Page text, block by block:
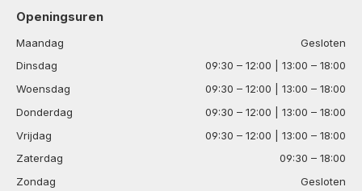
Openingsuren
Maandag
Gesloten
Dinsdag
09:30 – 12:00 | 13:00 – 18:00
Woensdag
09:30 – 12:00 | 13:00 – 18:00
Donderdag
09:30 – 12:00 | 13:00 – 18:00
Vrijdag
09:30 – 12:00 | 13:00 – 18:00
Zaterdag
09:30 – 18:00
Zondag
Gesloten